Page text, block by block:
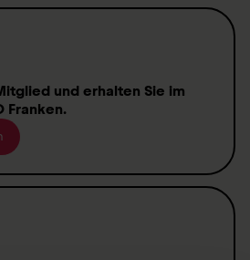
und erhalten Sie im
.